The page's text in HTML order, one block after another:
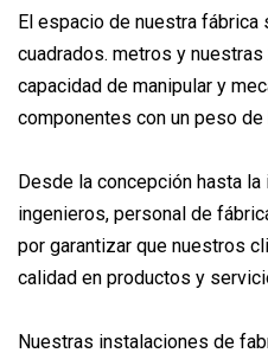
El espacio de nuestra
cuadrados. metros y
capacidad de manipular y
componentes con un peso de
Desde la concepción hasta
ingenieros, personal de
por garantizar que nuestros
calidad en productos y
Nuestras instalaciones de